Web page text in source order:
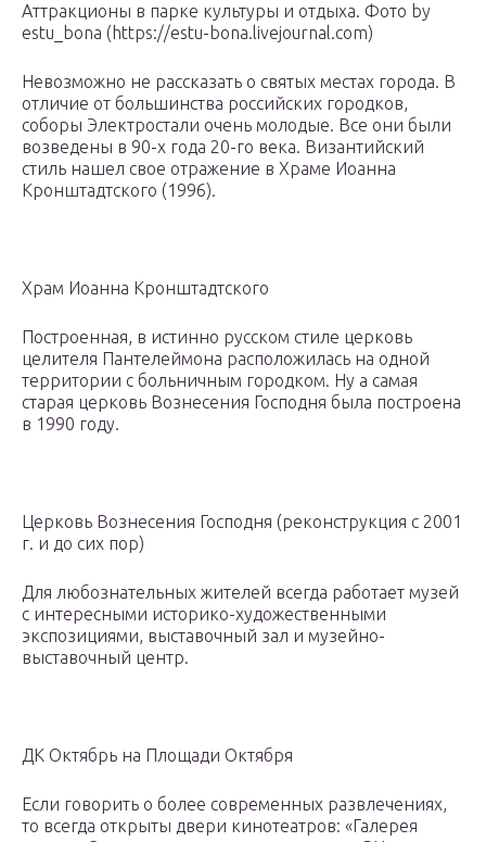
Аттракционы в парке культуры и отдыха. Фото by
estu_bona (https://estu-bona.livejournal.com)
Невозможно не рассказать о святых местах города. В
отличие от большинства российских городков,
соборы Электростали очень молодые. Все они были
возведены в 90-х года 20-го века. Византийский
стиль нашел свое отражение в Храме Иоанна
Кронштадтского (1996).
Храм Иоанна Кронштадтского
Построенная, в истинно русском стиле церковь
целителя Пантелеймона расположилась на одной
территории с больничным городком. Ну а самая
старая церковь Вознесения Господня была построена
в 1990 году.
Церковь Вознесения Господня (реконструкция с 2001
г. и до сих пор)
Для любознательных жителей всегда работает музей
с интересными историко-художественными
экспозициями, выставочный зал и музейно-
выставочный центр.
ДК Октябрь на Площади Октября
Если говорить о более современных развлечениях,
то всегда открыты двери кинотеатров: «Галерея